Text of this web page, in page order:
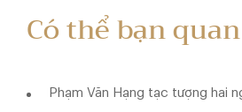
Có thể bạn
Phạm Văn Hạng tạc tượng hai